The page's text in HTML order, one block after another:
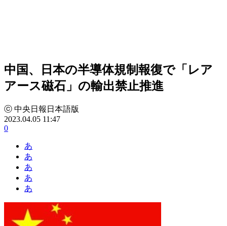
中国、日本の半導体規制報復で「レア
アース磁石」の輸出禁止推進
ⓒ 中央日報日本語版
2023.04.05 11:47
0
あ
あ
あ
あ
あ